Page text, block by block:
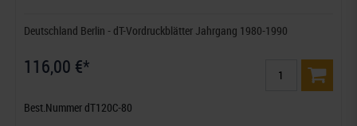
Deutschland Berlin - dT-Vordruckblätter Jahrgang 1980-1990
116,00 €*
Best.Nummer dT120C-80